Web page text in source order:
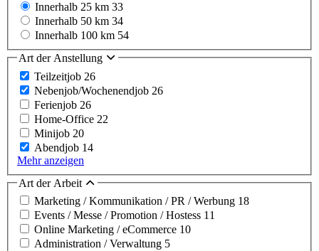
Innerhalb 25 km 33
Innerhalb 50 km 34
Innerhalb 100 km 54
Art der Anstellung
Teilzeitjob 26
Nebenjob/Wochenendjob 26
Ferienjob 26
Home-Office 22
Minijob 20
Abendjob 14
Mehr anzeigen
Art der Arbeit
Marketing / Kommunikation / PR / Werbung 18
Events / Messe / Promotion / Hostess 11
Online Marketing / eCommerce 10
Administration / Verwaltung 5